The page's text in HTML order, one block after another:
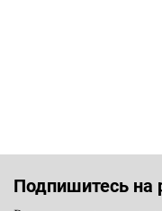
Подпишитесь на